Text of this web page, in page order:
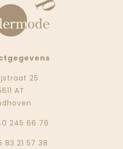
25
AT
245 66 76
83 21 57 38